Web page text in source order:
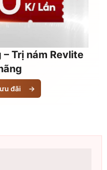
Trị nám Revlite
đãi →